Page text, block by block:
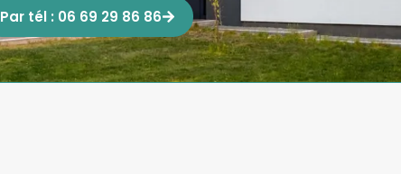
Par tél : 06 69 29 86 86